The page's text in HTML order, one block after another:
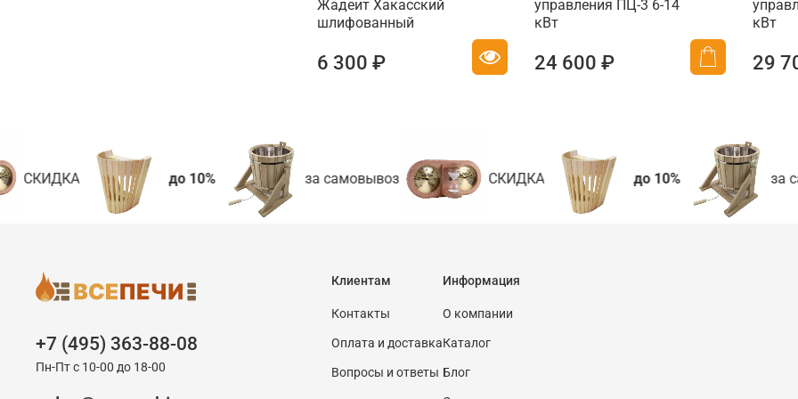
Жадеит Хакасский
шлифованный
6 300 ₽
управления ПЦ-3 6-14
кВт
24 600 ₽
кВт
29
СКИДКА до 10% за самовывоз СКИДКА до 10% за
Клиентам
Контакты
Оплата и доставка
Вопросы и ответы
Информация
О компании
Каталог
Блог
+7 (495) 363-88-08
Пн-Пт с 10-00 до 18-00